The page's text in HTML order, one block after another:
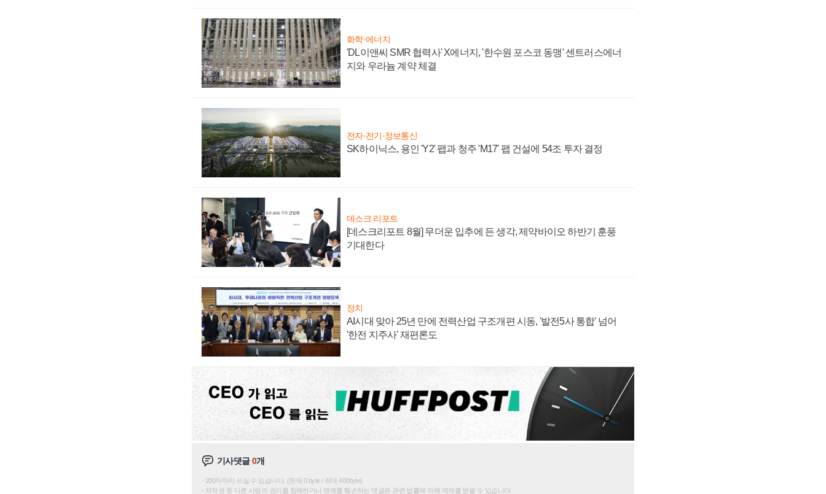
화학·에너지
'DL이앤씨 SMR 협력사' X에너지, '한수원 포스코 동맹' 센트러스에너
지와 우라늄 계약 체결
전자·전기·정보통신
SK하이닉스, 용인 'Y2' 팹과 청주 'M17' 팹 건설에 54조 투자 결정
데스크 리포트
[데스크리포트 8월] 무더운 입추에 든 생각, 제약바이오 하반기 훈풍
기대한다
정치
AI시대 맞아 25년 만에 전력산업 구조개편 시동, '발전5사 통합' 넘어
'한전 지주사' 재편론도
기사댓글0개
200자까지 쓰실 수 있습니다. (현재 0 byte / 최대 400byte)
저작권 등 다른 사람의 권리를 침해하거나 명예를 훼손하는 댓글은 관련 법률에 의해 제재를 받을 수 있습니다.